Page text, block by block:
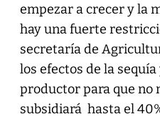
empezar a crecer y la
hay una fuerte
secretaría de
los efectos de la
productor para que no
subsidiará hasta el